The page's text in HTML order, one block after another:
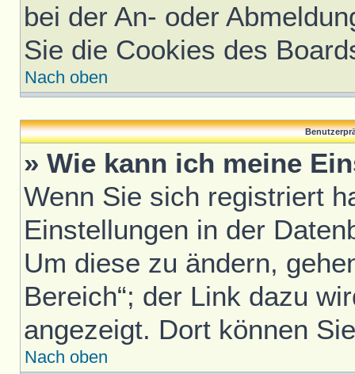
bei der An- oder
Sie die Cookies des
Nach oben
» Wie kann ich meine
Wenn Sie sich registriert
Einstellungen in der
Um diese zu ändern,
Bereich“; der Link dazu
angezeigt. Dort können
Nach oben